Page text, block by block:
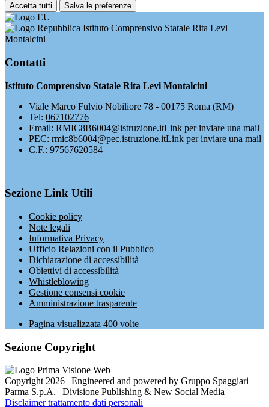
Accetta tutti Salva le preferenze
Istituto Comprensivo Statale Rita Levi
Montalcini
Contatti
Istituto Comprensivo Statale Rita Levi Montalcini
Viale Marco Fulvio Nobiliore 78 - 00175 Roma (RM)
Tel: 067102776
Email: RMIC8B6004@istruzione.itLink per inviare una mail
PEC: rmic8b6004@pec.istruzione.itLink per inviare una mail
C.F.: 97567620584
Sezione Link Utili
Cookie policy
Note legali
Informativa Privacy
Ufficio Relazioni con il Pubblico
Dichiarazione di accessibilità
Obiettivi di accessibilità
Whistleblowing
Gestione consensi cookie
Amministrazione trasparente
Pagina visualizzata 400 volte
Sezione Copyright
Copyright 2026 | Engineered and powered by Gruppo Spaggiari
Parma S.p.A. | Divisione Publishing & New Social Media
Disclaimer trattamento dati personali